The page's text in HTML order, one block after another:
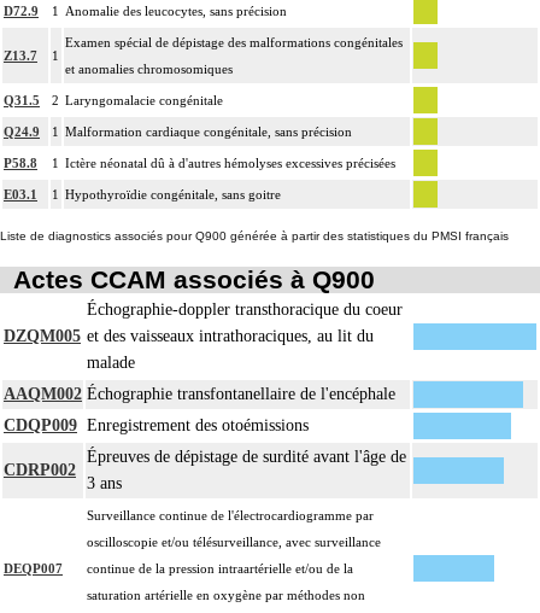
D72.9 1 Anomalie des leucocytes, sans précision
Z13.7 1
Examen spécial de dépistage des malformations congénitales
et anomalies chromosomiques
Q31.5 2 Laryngomalacie congénitale
Q24.9 1 Malformation cardiaque congénitale, sans précision
P58.8 1 Ictère néonatal dû à d'autres hémolyses excessives précisées
E03.1 1 Hypothyroïdie congénitale, sans goitre
Liste de diagnostics associés pour Q900 générée à partir des statistiques du PMSI français
Actes CCAM associés à Q900
DZQM005
Échographie-doppler transthoracique du coeur
et des vaisseaux intrathoraciques, au lit du
malade
AAQM002 Échographie transfontanellaire de l'encéphale
CDQP009 Enregistrement des otoémissions
CDRP002
Épreuves de dépistage de surdité avant l'âge de
3 ans
DEQP007
Surveillance continue de l'électrocardiogramme par
oscilloscopie et/ou télésurveillance, avec surveillance
continue de la pression intraartérielle et/ou de la
saturation artérielle en oxygène par méthodes non